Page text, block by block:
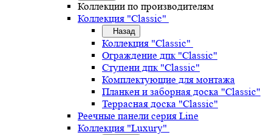
Коллекции по производителям
Коллекция "Classic"
Назад
Коллекция "Classic"
Ограждение дпк "Classic"
Ступени дпк "Classic"
Комплектующие для монтажа
Планкен и заборная доска "Classic"
Террасная доска "Classic"
Реечные панели серия Line
Коллекция "Luxury"